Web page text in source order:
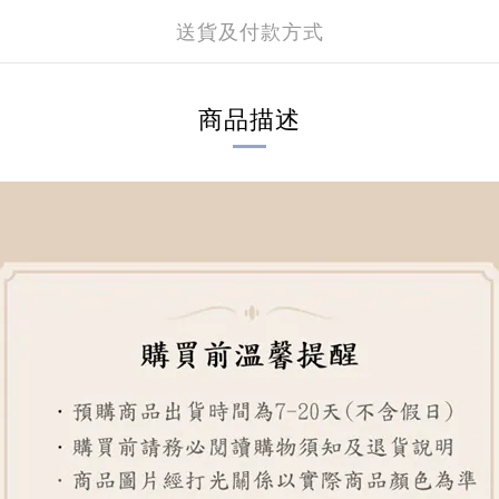
送貨及付款方式
商品描述